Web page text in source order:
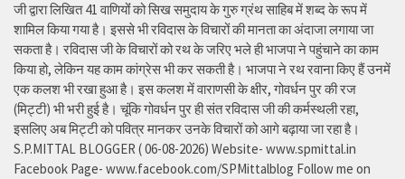
जी द्वारा लिखित 41 वाणियोंं को सिख समुदाय के गुरु ग्रंथ साहिब में शब्द के रूप में
शामिल किया गया है। इससे भी रविदास के विचारों की मानता का अंदाजा लगाया जा
सकता है। रविदास जी के विचारों को रथ के जरिए भले ही भाजपा ने पहुंचाने का काम
किया हो, लेकिन यह काम कांग्रेस भी कर सकती है। भाजपा ने रथ रवाना किए हैं उनमें
एक कलश भी रखा हुआ है। इस कलश में वाराणसी के क्षीर, गोवर्धन पुर की रज
(मिट्टी) भी भरी हुई है। चूंकि गोवर्धन पुर ही संत रविदास जी की कर्मस्थली रहा,
इसलिए अब मिट्टी को पवित्र मानकर उनके विचारों को आगे बढ़ाया जा रहा है।
S.P.MITTAL BLOGGER ( 06-08-2026) Website- www.spmittal.in
Facebook Page- www.facebook.com/SPMittalblog Follow me on